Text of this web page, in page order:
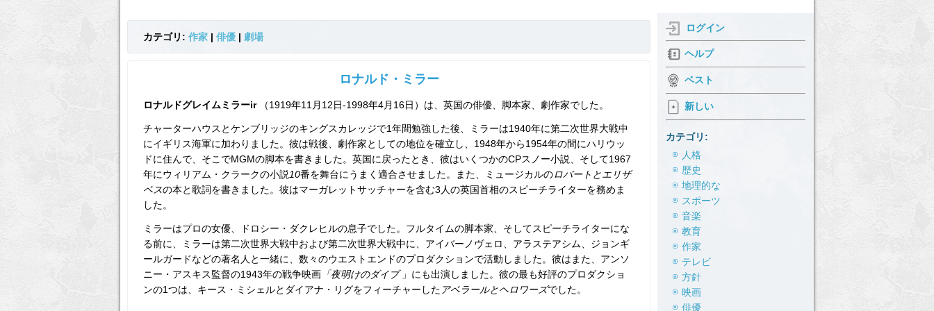
カテゴリ: 作家 | 俳優 | 劇場
ロナルド・ミラー
ロナルドグレイムミラーir（1919年11月12日-1998年4月16日）は、英国の俳優、脚本家、劇作家でした。
チャーターハウスとケンブリッジのキングスカレッジで1年間勉強した後、ミラーは1940年に第二次世界大戦中
にイギリス海軍に加わりました。彼は戦後、劇作家としての地位を確立し、1948年から1954年の間にハリウッ
ドに住んで、そこでMGMの脚本を書きました。英国に戻ったとき、彼はいくつかのCPスノー小説、そして1967
年にウィリアム・クラークの小説 10番を舞台にうまく適合させました。また、ミュージカルのロバートとエリザ
ベスの本と歌詞を書きました。彼はマーガレットサッチャーを含む3人の英国首相のスピーチライターを務めま
した。
ミラーはプロの女優、ドロシー・ダクレヒルの息子でした。フルタイムの脚本家、そしてスピーチライターにな
る前に、ミラーは第二次世界大戦中および第二次世界大戦中に、アイバーノヴェロ、アラステアシム、ジョンギ
ールガードなどの著名人と一緒に、数々のウエストエンドのプロダクションで活動しました。彼はまた、アンソ
ニー・アスキス監督の1943年の戦争映画 「夜明けのダイブ」にも出演しました。彼の最も好評のプロダクショ
ンの1つは、キース・ミシェルとダイアナ・リグをフィーチャーした アベラールとヘロワーズでした。
ログイン
ヘルプ
ベスト
新しい
カテゴリ:
人格
歴史
地理的な
スポーツ
音楽
教育
作家
テレビ
方針
映画
俳優